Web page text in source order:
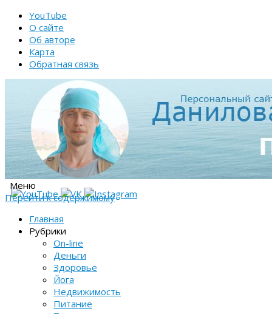
YouTube
О сайте
Об авторе
Карта
Обратная связь
Меню
Перейти к содержимому
Главная
Рубрики
On-line
Деньги
Здоровье
Йога
Недвижимость
Питание